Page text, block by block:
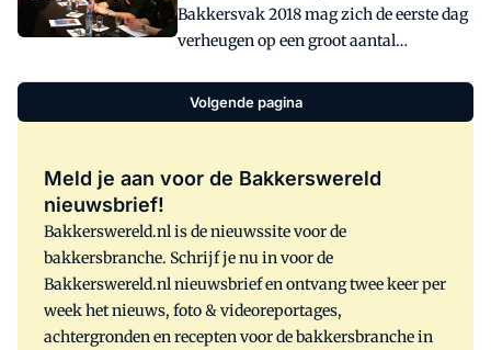
Bakkersvak 2018 mag zich de eerste dag
verheugen op een groot aantal
met kinderen genieten van het
beursaanbod en de mooie demo's.
vinden. Daarover is commotie ontstaan.
Volgende pagina
Meld je aan voor de Bakkerswereld
nieuwsbrief!
Bakkerswereld.nl is de nieuwssite voor de
bakkersbranche. Schrijf je nu in voor de
Bakkerswereld.nl nieuwsbrief en ontvang twee keer per
week het nieuws, foto & videoreportages,
achtergronden en recepten voor de bakkersbranche in